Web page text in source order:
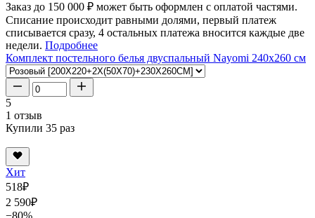
Заказ до 150 000 ₽ может быть оформлен с оплатой частями.
Списание происходит равными долями, первый платеж
списывается сразу, 4 остальных платежа вносится каждые две
недели. Подробнее
Комплект постельного белья двуспальный Nayomi 240x260 см
5
1 отзыв
Купили 35 раз
Хит
518₽
2 590₽